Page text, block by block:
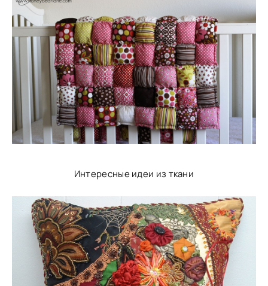
Интересные идеи из ткани